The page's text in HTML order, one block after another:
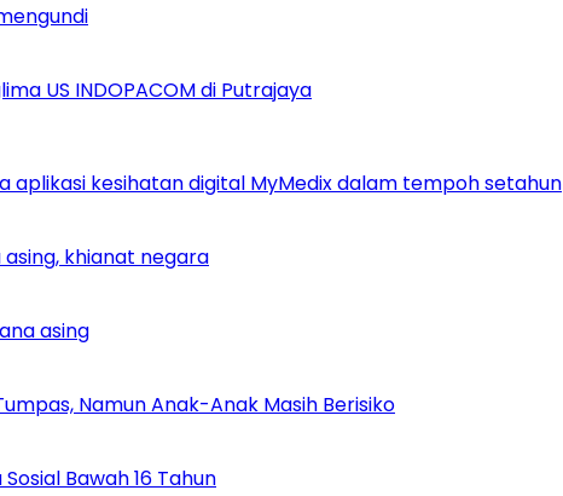
US INDOPACOM di Putrajaya
kesihatan digital MyMedix dalam tempoh setahun
khianat negara
asing
Namun Anak-Anak Masih Berisiko
Bawah 16 Tahun